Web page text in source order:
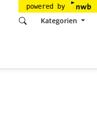
powered by
Kategorien